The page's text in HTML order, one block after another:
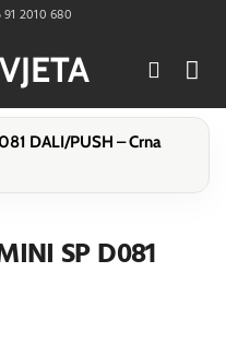
2010 680
SP D081